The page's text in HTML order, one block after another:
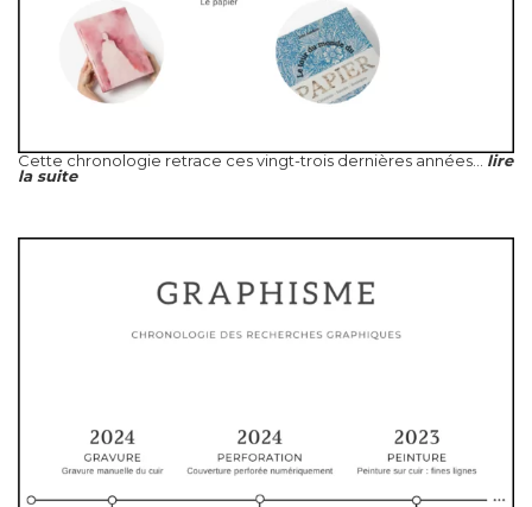
Cette chronologie retrace ces vingt-trois dernières années... lire
la suite